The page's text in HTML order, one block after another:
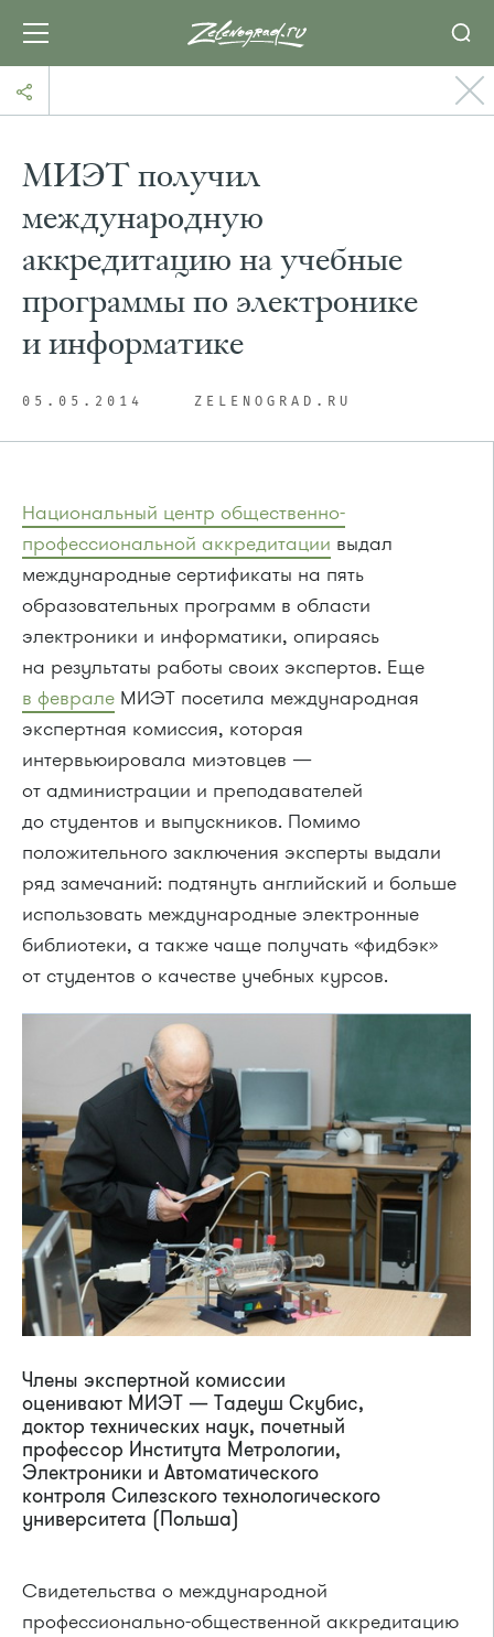
МИЭТ получил
международную
аккредитацию на учебные
программы по электронике
и информатике
05.05.2014 ZELENOGRAD.RU
Национальный центр общественно-
профессиональной аккредитации выдал
международные сертификаты на пять
образовательных программ в области
электроники и информатики, опираясь
на результаты работы своих экспертов. Еще
в феврале МИЭТ посетила международная
экспертная комиссия, которая
интервьюировала миэтовцев —
от администрации и преподавателей
до студентов и выпускников. Помимо
положительного заключения эксперты выдали
ряд замечаний: подтянуть английский и больше
использовать международные электронные
библиотеки, а также чаще получать «фидбэк»
от студентов о качестве учебных курсов.
Члены экспертной комиссии
оценивают МИЭТ — Тадеуш Скубис,
доктор технических наук, почетный
профессор Института Метрологии,
Электроники и Автоматического
контроля Силезского технологического
университета (Польша)
Свидетельства о международной
профессионально-общественной аккредитацию